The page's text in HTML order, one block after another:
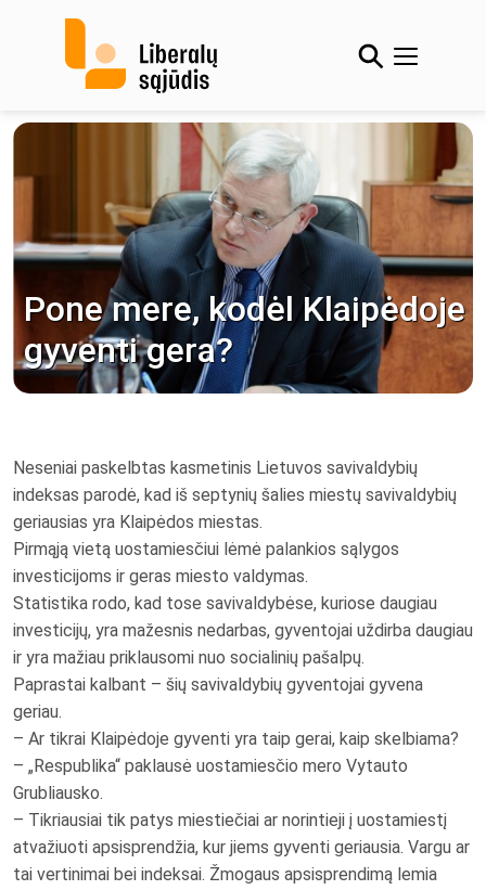
Pone mere, kodėl Klaipėdoje
gyventi gera?
Neseniai paskelbtas kasmetinis Lietuvos savivaldybių
indeksas parodė, kad iš septynių šalies miestų savivaldybių
geriausias yra Klaipėdos miestas.
Pirmąją vietą uostamiesčiui lėmė palankios sąlygos
investicijoms ir geras miesto valdymas.
Statistika rodo, kad tose savivaldybėse, kuriose daugiau
investicijų, yra mažesnis nedarbas, gyventojai uždirba daugiau
ir yra mažiau priklausomi nuo socialinių pašalpų.
Paprastai kalbant – šių savivaldybių gyventojai gyvena
geriau.
– Ar tikrai Klaipėdoje gyventi yra taip gerai, kaip skelbiama?
– „Respublika“ paklausė uostamiesčio mero Vytauto
Grubliausko.
– Tikriausiai tik patys miestiečiai ar norintieji į uostamiestį
atvažiuoti apsisprendžia, kur jiems gyventi geriausia. Vargu ar
tai vertinimai bei indeksai. Žmogaus apsisprendimą lemia